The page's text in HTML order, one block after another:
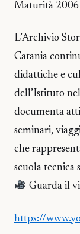
Maturità 2006
L’Archivio
Catania
didattiche e
dell’Istituto
documenta
seminari,
che
scuola tecnica
Guarda il
https://